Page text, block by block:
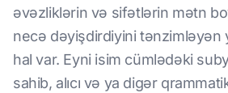
əvəzliklərin və sifətlərin mətn
necə dəyişdirdiyini tənzimləyən
hal var. Eyni isim cümlədəki
sahib, alıcı və ya digər